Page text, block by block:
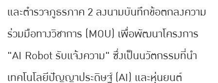
และตำรวจภูธรภาค 2 ลงนามบันทึกข้อตกลงความ
ร่วมมือทางวิชาการ (MOU) เพื่อพัฒนาโครงการ
"AI Robot รับแจ้งความ" ซึ่งเป็นนวัตกรรมที่นำ
เทคโนโลยีปัญญาประดิษฐ์ (AI) และหุ่นยนต์